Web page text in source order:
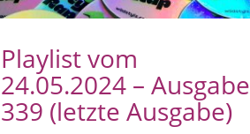
Playlist vom
24.05.2024 – Ausgabe
339 (letzte Ausgabe)